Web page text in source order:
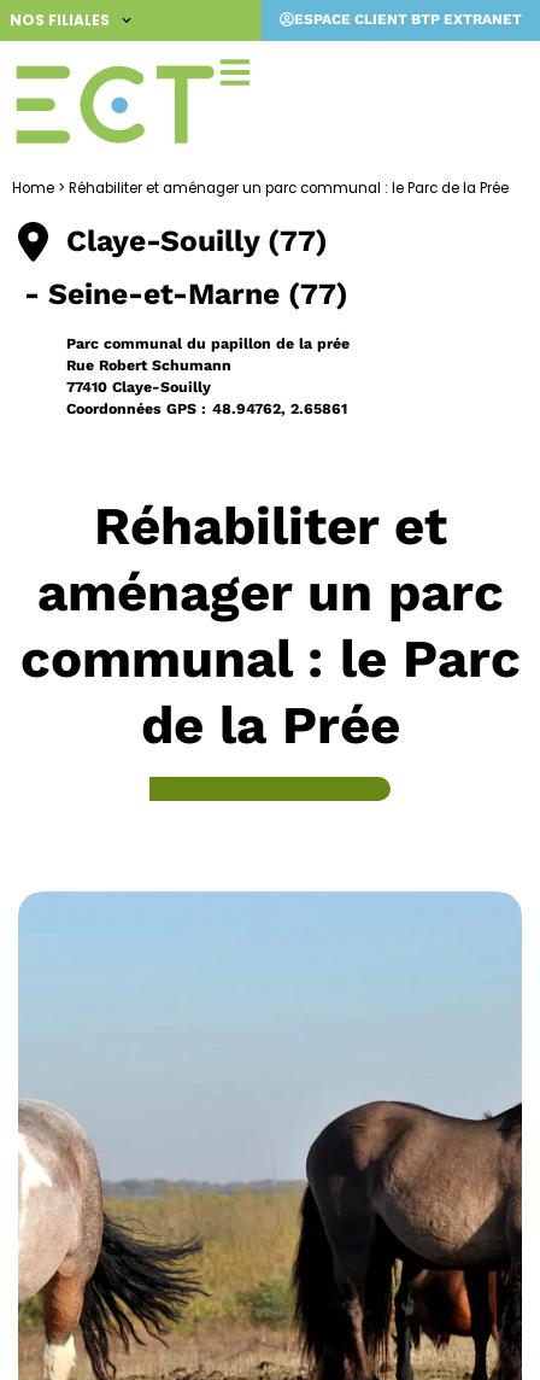
Aller
au
contenu
NOS FILIALES ESPACE CLIENT BTP EXTRANET
Home > Réhabiliter et aménager un parc communal : le Parc de la Prée
Claye-Souilly (77)
- Seine-et-Marne (77)
Parc communal du papillon de la prée
Rue Robert Schumann
77410 Claye-Souilly
Coordonnées GPS : 48.94762, 2.65861
Réhabiliter et
aménager un parc
communal : le Parc
de la Prée